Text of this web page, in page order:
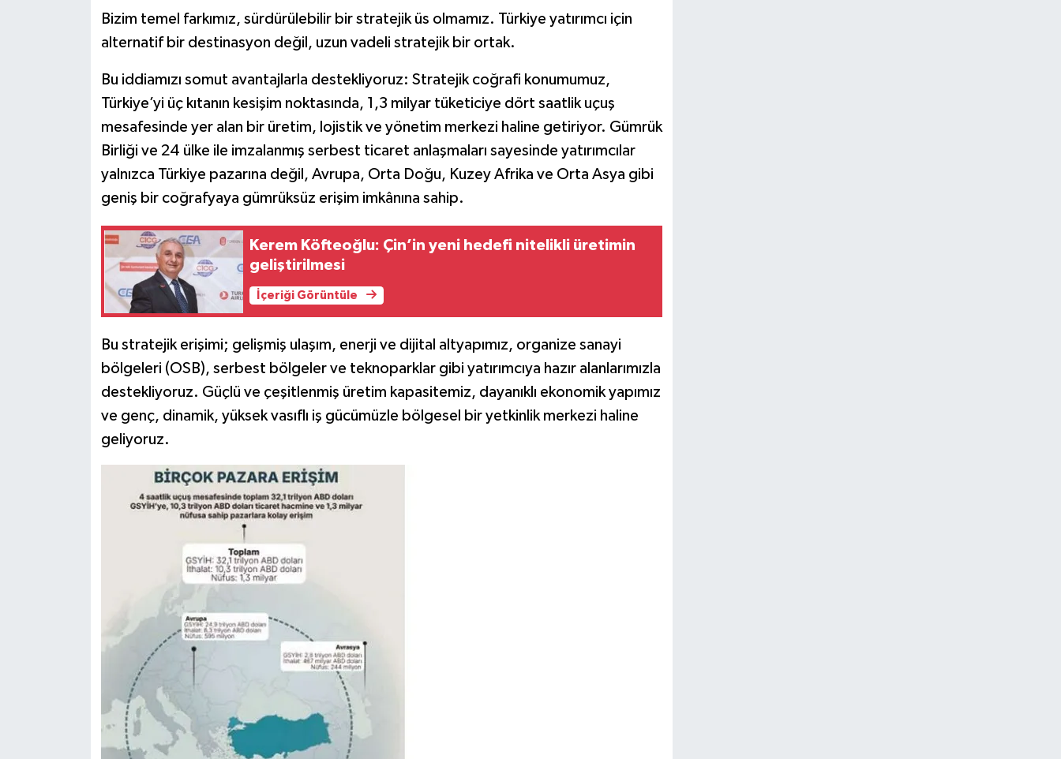
Bizim temel farkımız, sürdürülebilir bir stratejik üs olmamız. Türkiye yatırımcı için
alternatif bir destinasyon değil, uzun vadeli stratejik bir ortak.
Bu iddiamızı somut avantajlarla destekliyoruz: Stratejik coğrafi konumumuz,
Türkiye’yi üç kıtanın kesişim noktasında, 1,3 milyar tüketiciye dört saatlik uçuş
mesafesinde yer alan bir üretim, lojistik ve yönetim merkezi haline getiriyor. Gümrük
Birliği ve 24 ülke ile imzalanmış serbest ticaret anlaşmaları sayesinde yatırımcılar
yalnızca Türkiye pazarına değil, Avrupa, Orta Doğu, Kuzey Afrika ve Orta Asya gibi
geniş bir coğrafyaya gümrüksüz erişim imkânına sahip.
Kerem Köfteoğlu: Çin’in yeni hedefi nitelikli üretimin
geliştirilmesi
İçeriği Görüntüle
Bu stratejik erişimi; gelişmiş ulaşım, enerji ve dijital altyapımız, organize sanayi
bölgeleri (OSB), serbest bölgeler ve teknoparklar gibi yatırımcıya hazır alanlarımızla
destekliyoruz. Güçlü ve çeşitlenmiş üretim kapasitemiz, dayanıklı ekonomik yapımız
ve genç, dinamik, yüksek vasıflı iş gücümüzle bölgesel bir yetkinlik merkezi haline
geliyoruz.